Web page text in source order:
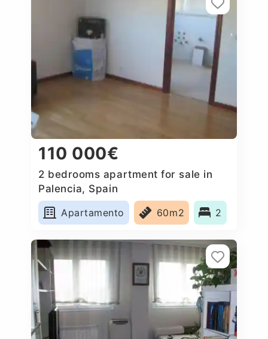
110 000€
2 bedrooms apartment for sale in
Palencia, Spain
Apartamento
60m2 2